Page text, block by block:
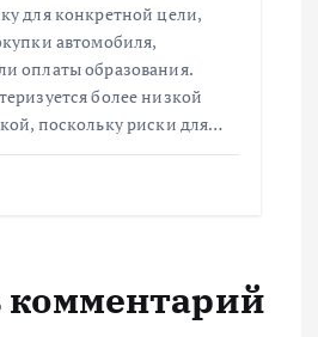
для конкретной цели,
автомобиля,
оплаты образования.
более низкой
поскольку риски для…
комментарий